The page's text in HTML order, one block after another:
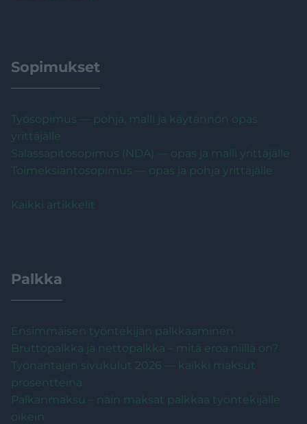
Sopimukset
Työsopimus — pohja, malli ja käytännön opas
yrittäjälle
Salassapitosopimus (NDA) — opas ja malli yrittäjälle
Toimeksiantosopimus — opas ja pohja yrittäjälle
Kaikki artikkelit
Palkka
Ensimmäisen työntekijän palkkaaminen
Bruttopalkka ja nettopalkka – mitä eroa niillä on?
Työnantajan sivukulut 2026 — kaikki maksut
prosentteina
Palkanmaksu – näin maksat palkkaa työntekijälle
oikein